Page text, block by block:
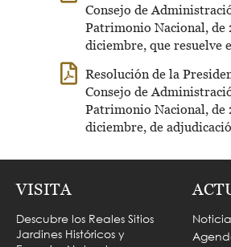
Consejo de
Patrimonio Nacional, de
diciembre, que resuelve
Resolución de la
Consejo de
Patrimonio Nacional, de
diciembre, de
VISITA
Descubre los Reales Sitios
Jardines Históricos y